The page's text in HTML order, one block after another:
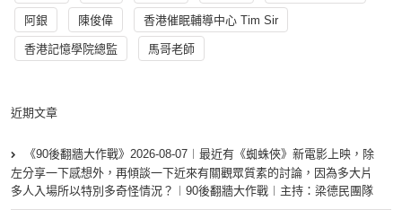
阿銀 陳俊偉 香港催眠輔導中心 Tim Sir
香港記憶學院總監 馬哥老師
近期文章
《90後翻牆大作戰》2026-08-07︱最近有《蜘蛛俠》新電影上映，除
左分享一下感想外，再傾談一下近來有關觀眾質素的討論，因為多大片
多人入場所以特別多奇怪情況？︱90後翻牆大作戰︱主持：梁德民團隊